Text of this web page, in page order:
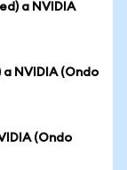
a NVIDIA
a NVIDIA (Ondo
(Ondo